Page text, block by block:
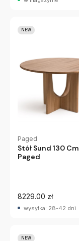
NEW
Paged
Stół Sund 130 Cm
Paged
8229.00 zł
wysyłka: 28-42 dni
NEW